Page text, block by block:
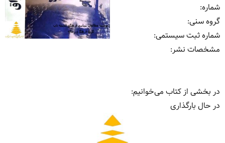
شماره:
گروه سنی:
شماره ثبت سیستمی:
مشخصات نشر: ‏‫
در بخشی از کتاب می‌خوانیم:
در حال بارگذاری